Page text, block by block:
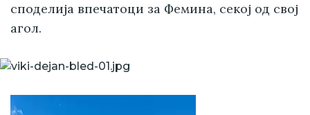
споделија впечатоци за Фемина, секој од свој
агол.